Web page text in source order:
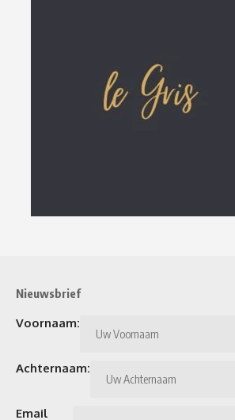
Nieuwsbrief
Voornaam:
Achternaam:
Email